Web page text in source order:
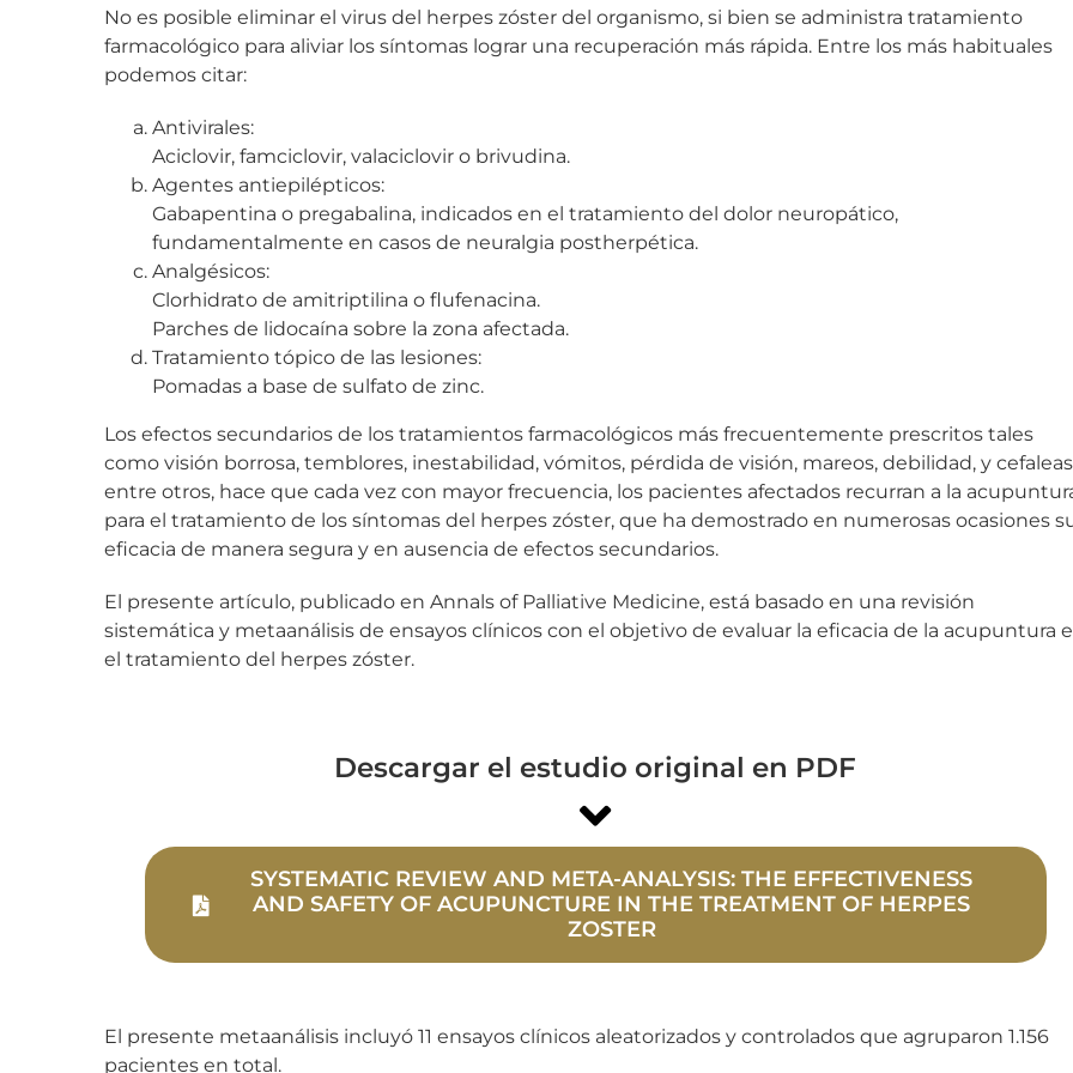
No es posible eliminar el virus del herpes zóster del organismo, si bien se administra tratamiento
farmacológico para aliviar los síntomas lograr una recuperación más rápida. Entre los más habituales
podemos citar:
Antivirales:
Aciclovir, famciclovir, valaciclovir o brivudina.
Agentes antiepilépticos:
Gabapentina o pregabalina, indicados en el tratamiento del dolor neuropático,
fundamentalmente en casos de neuralgia postherpética.
Analgésicos:
Clorhidrato de amitriptilina o flufenacina.
Parches de lidocaína sobre la zona afectada.
Tratamiento tópico de las lesiones:
Pomadas a base de sulfato de zinc.
Los efectos secundarios de los tratamientos farmacológicos más frecuentemente prescritos tales
como visión borrosa, temblores, inestabilidad, vómitos, pérdida de visión, mareos, debilidad, y
entre otros, hace que cada vez con mayor frecuencia, los pacientes afectados recurran a la
para el tratamiento de los síntomas del herpes zóster, que ha demostrado en numerosas ocasiones
eficacia de manera segura y en ausencia de efectos secundarios.
El presente artículo, publicado en Annals of Palliative Medicine, está basado en una revisión
sistemática y metaanálisis de ensayos clínicos con el objetivo de evaluar la eficacia de la acupuntura
el tratamiento del herpes zóster.
Descargar el estudio original en PDF
SYSTEMATIC REVIEW AND META-ANALYSIS: THE EFFECTIVENESS
AND SAFETY OF ACUPUNCTURE IN THE TREATMENT OF HERPES
ZOSTER
El presente metaanálisis incluyó 11 ensayos clínicos aleatorizados y controlados que agruparon 1.156
pacientes en total.